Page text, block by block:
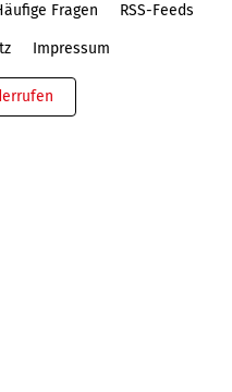
Fragen RSS-Feeds
Impressum